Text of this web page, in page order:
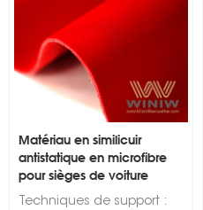
Matériau en similicuir
antistatique en microfibre
pour sièges de voiture
Techniques de support :